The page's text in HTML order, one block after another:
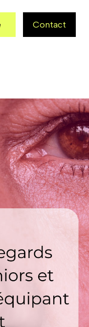
Contact